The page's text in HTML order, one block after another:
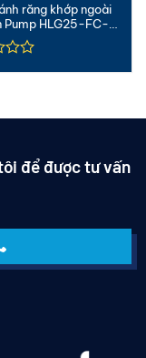
răng khớp ngoài
Pump HLG25-FC-
1″ – Packing Seal
để được tư vấn